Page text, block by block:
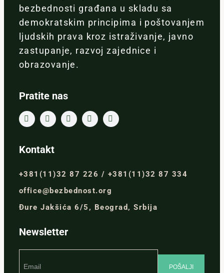
bezbednosti građana u skladu sa
demokratskim principima i poštovanjem
ljudskih prava kroz istraživanje, javno
zastupanje, razvoj zajednice i
obrazovanje.
Pratite nas
Kontakt
+381(11)32 87 226 / +381(11)32 87 334
office@bezbednost.org
Đure Jakšića 6/5, Beograd, Srbija
Newsletter